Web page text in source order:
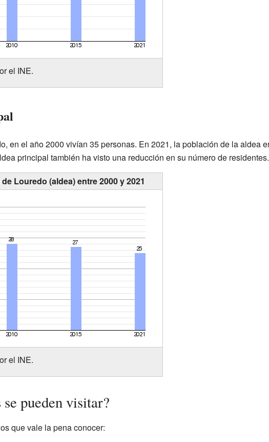
el INE.
en el año 2000 vivían 35 personas. En 2021, la población de la aldea
principal también ha visto una reducción en su número de residentes.
Louredo (aldea) entre 2000 y 2021
el INE.
pueden visitar?
que vale la pena conocer: